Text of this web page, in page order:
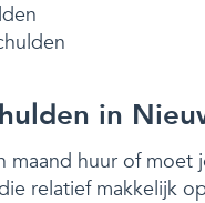
in
maand huur of
relatief makkelijk